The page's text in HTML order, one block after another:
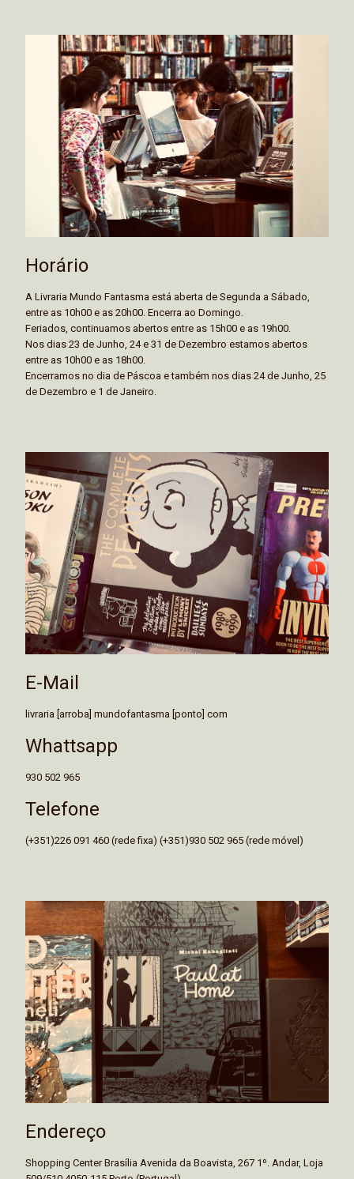
Horário
A Livraria Mundo Fantasma está aberta de Segunda a Sábado,
entre as 10h00 e as 20h00. Encerra ao Domingo.
Feriados, continuamos abertos entre as 15h00 e as 19h00.
Nos dias 23 de Junho, 24 e 31 de Dezembro estamos abertos
entre as 10h00 e as 18h00.
Encerramos no dia de Páscoa e também nos dias 24 de Junho, 25
de Dezembro e 1 de Janeiro.
E-Mail
livraria [arroba] mundofantasma [ponto] com
Whattsapp
930 502 965
Telefone
(+351)226 091 460 (rede fixa) (+351)930 502 965 (rede móvel)
Endereço
Shopping Center Brasília Avenida da Boavista, 267 1º. Andar, Loja